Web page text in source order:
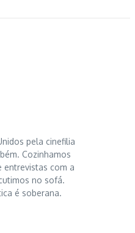
pela cinefilia
Cozinhamos
entrevistas com a
no sofá.
é soberana.